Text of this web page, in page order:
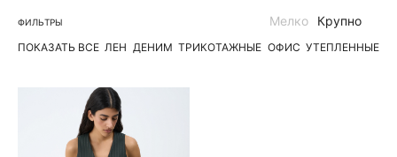
ФИЛЬТРЫ
ПОКАЗАТЬ ВСЕ ЛЕН ДЕНИМ ТРИКОТАЖНЫЕ ОФИС УТЕПЛЕННЫЕ
Мелко Крупно